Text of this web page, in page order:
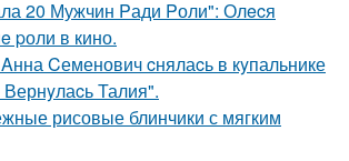
20 Мужчин Pади Pоли": Олecя
pоли в кино.
Cеменович cнялаcь в кyпальнике
Талия".
рисовые блинчики с мягким